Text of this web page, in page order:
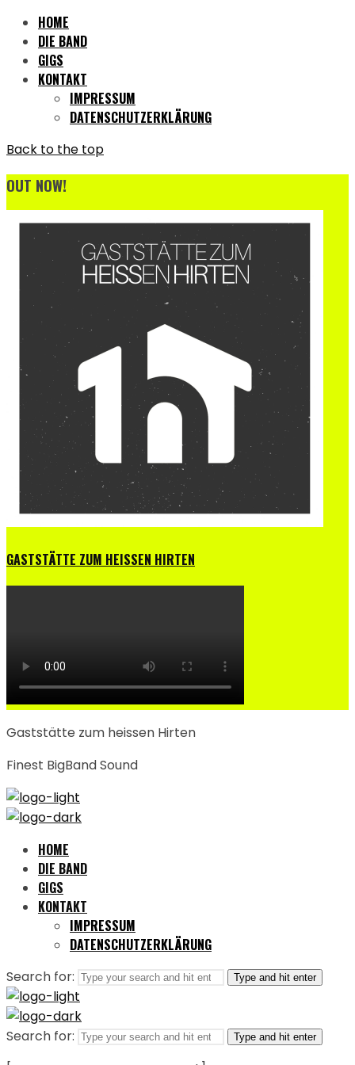
HOME
DIE BAND
GIGS
KONTAKT
IMPRESSUM
DATENSCHUTZERKLÄRUNG
Back to the top
OUT NOW!
GASTSTÄTTE ZUM HEISSEN HIRTEN
Gaststätte zum heissen Hirten
Finest BigBand Sound
HOME
DIE BAND
GIGS
KONTAKT
IMPRESSUM
DATENSCHUTZERKLÄRUNG
Search for: Type and hit enter
Search for: Type and hit enter